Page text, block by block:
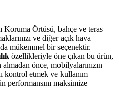
Koruma Örtüsü, bahçe ve teras
ve diğer açık hava
mükemmel bir seçenektir.
özellikleriyle öne çıkan bu ürün,
önce, mobilyalarınızın
kontrol etmek ve kullanım
performansını maksimize